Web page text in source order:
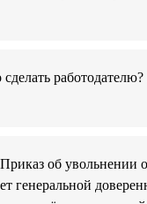
об увольнении
генеральной